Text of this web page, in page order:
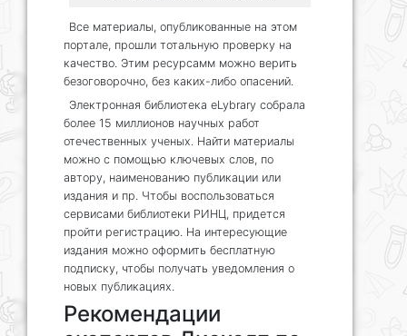
Все материалы, опубликованные на этом
портале, прошли тотальную проверку на
качество. Этим ресурсамм можно верить
безоговорочно, без каких-либо опасений.
Электронная библиотека eLybrary собрала
более 15 миллионов научных работ
отечественных ученых. Найти материалы
можно с помощью ключевых слов, по
автору, наименованию публикации или
издания и пр. Чтобы воспользоваться
сервисами библиотеки РИНЦ, придется
пройти регистрацию. На интересующие
издания можно оформить бесплатную
подписку, чтобы получать уведомления о
новых публикациях.
Рекомендации